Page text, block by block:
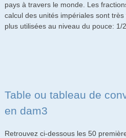
pays à travers le monde. Les
calcul des unités impériales sont
plus utilisées au niveau du pouce: 1/
Table ou tableau de
en dam3
Retrouvez ci-dessous les 50